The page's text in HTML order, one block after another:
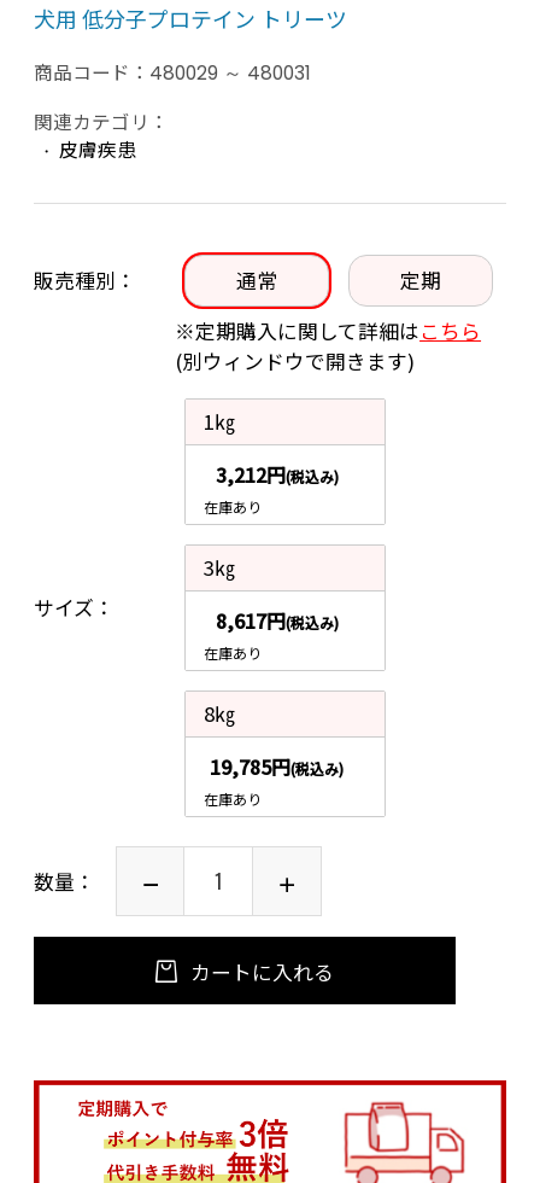
犬用 低分子プロテイン トリーツ
商品コード： 480029 ～ 480031
関連カテゴリ：
皮膚疾患
販売種別 通常
定期
※定期購入に関して詳細はこちら
(別ウィンドウで開きます)
サイズ
1㎏
3,212円(税込み)
在庫あり
3㎏
8,617円(税込み)
在庫あり
8㎏
19,785円(税込み)
在庫あり
数量：
カートに入れる